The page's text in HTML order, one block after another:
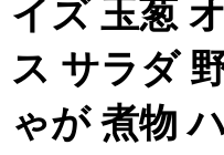
イズ 玉葱
ス サラダ
ゃが 煮物